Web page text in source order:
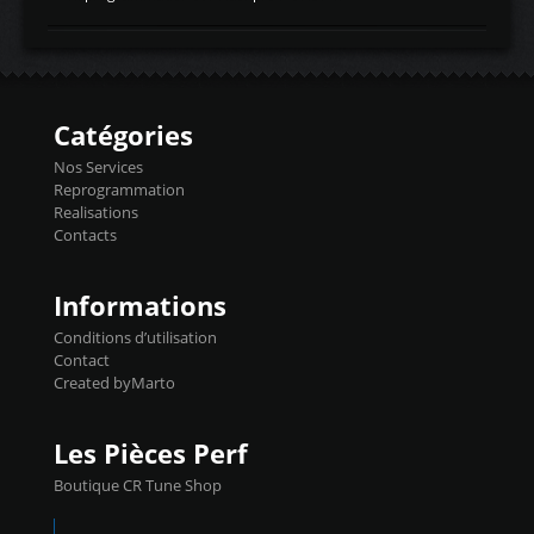
d'admissiontemp ex. pour atmo -30- 80°C
temperaturetemperature ldr moteurtemp
Injecteurs + Flashpro 1370€ TTC Le
précise et performante. Vous pourrez
basculer de la carto sans plomb à Ethanol à
l'aide du flashpro OPTION ECONOMIQUES
Reprog SP 98 sur le calculateur d'origine
450€ TTC Un gain d'environ 10cv et 15nm
Catégories
Nos Services
Reprogrammation
Realisations
Contacts
Informations
Conditions d’utilisation
Contact
Created byMarto
Les Pièces Perf
Boutique CR Tune Shop